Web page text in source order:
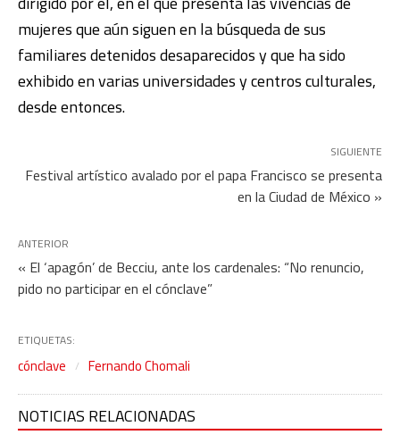
mujeres que aún siguen en la búsqueda de sus
familiares detenidos desaparecidos y que ha sido
exhibido en varias universidades y centros culturales,
desde entonces.
SIGUIENTE
Festival artístico avalado por el papa Francisco se presenta
en la Ciudad de México »
ANTERIOR
« El ‘apagón’ de Becciu, ante los cardenales: “No renuncio,
pido no participar en el cónclave”
ETIQUETAS:
cónclave Fernando Chomali
NOTICIAS RELACIONADAS